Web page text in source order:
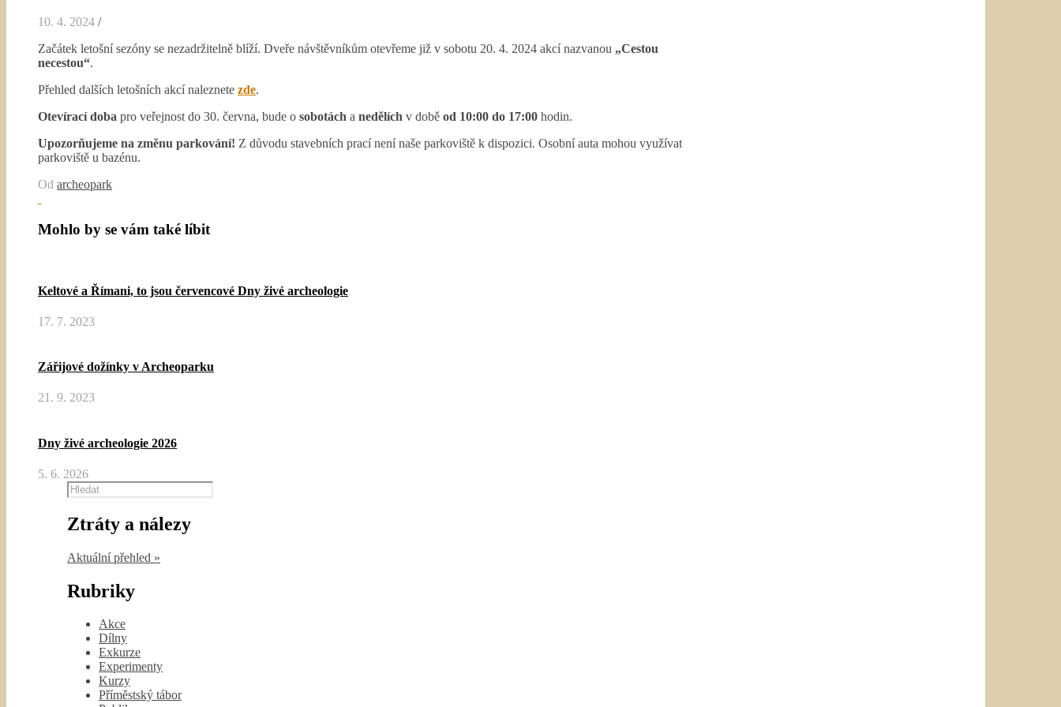
10. 4. 2024 /
Začátek letošní sezóny se nezadržitelně blíží. Dveře návštěvníkům otevřeme již v sobotu 20. 4. 2024 akcí nazvanou „Cestou
necestou“.
Přehled dalších letošních akcí naleznete zde.
Otevírací doba pro veřejnost do 30. června, bude o sobotách a nedělích v době od 10:00 do 17:00 hodin.
Upozorňujeme na změnu parkování! Z důvodu stavebních prací není naše parkoviště k dispozici. Osobní auta mohou využívat
parkoviště u bazénu.
Od archeopark
Mohlo by se vám také líbit
Keltové a Římani, to jsou červencové Dny živé archeologie
17. 7. 2023
Zářijové dožínky v Archeoparku
21. 9. 2023
Dny živé archeologie 2026
5. 6. 2026
Hledat
Ztráty a nálezy
Aktuální přehled »
Rubriky
Akce
Dílny
Exkurze
Experimenty
Kurzy
Příměstský tábor